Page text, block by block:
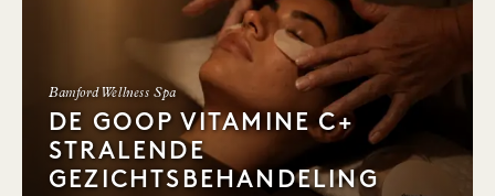
Bamford Wellness Spa
DE GOOP VITAMINE C+
STRALENDE
GEZICHTSBEHANDELING